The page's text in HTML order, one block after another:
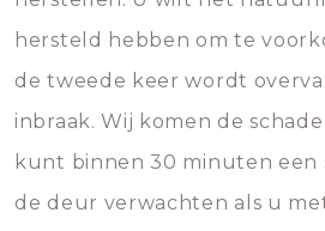
hersteld hebben om te
de tweede keer wordt
inbraak. Wij komen de
kunt binnen 30 minuten een
de deur verwachten als u